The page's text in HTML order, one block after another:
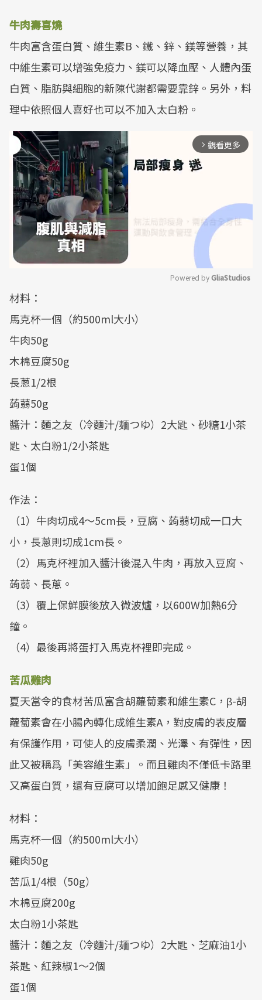
牛肉壽喜燒
牛肉富含蛋白質、維生素B、鐵、鋅、鎂等營養，其
中維生素可以增強免疫力、鎂可以降血壓、人體內蛋
白質、脂肪與細胞的新陳代謝都需要靠鋅。另外，料
理中依照個人喜好也可以不加入太白粉。
arrow_forward_ios 觀看更多
Powered by GliaStudios
材料：
馬克杯一個（約500ml大小）
牛肉50g
木棉豆腐50g
長蔥1/2根
蒟蒻50g
醬汁：麵之友（冷麵汁/麺つゆ）2大匙、砂糖1小茶
匙、太白粉1/2小茶匙
蛋1個
作法：
（1）牛肉切成4～5cm長，豆腐、蒟蒻切成一口大
小，長蔥則切成1cm長。
（2）馬克杯裡加入醬汁後混入牛肉，再放入豆腐、
蒟蒻、長蔥。
（3）覆上保鮮膜後放入微波爐，以600W加熱6分
鐘。
（4）最後再將蛋打入馬克杯裡即完成。
苦瓜雞肉
夏天當令的食材苦瓜富含胡蘿蔔素和維生素C，β-胡
蘿蔔素會在小腸內轉化成維生素A，對皮膚的表皮層
有保護作用，可使人的皮膚柔潤、光澤、有彈性，因
此又被稱爲「美容維生素」。而且雞肉不僅低卡路里
又高蛋白質，還有豆腐可以增加飽足感又健康！
材料：
馬克杯一個（約500ml大小）
雞肉50g
苦瓜1/4根（50g）
木棉豆腐200g
太白粉1小茶匙
醬汁：麵之友（冷麵汁/麺つゆ）2大匙、芝麻油1小
茶匙、紅辣椒1～2個
蛋1個